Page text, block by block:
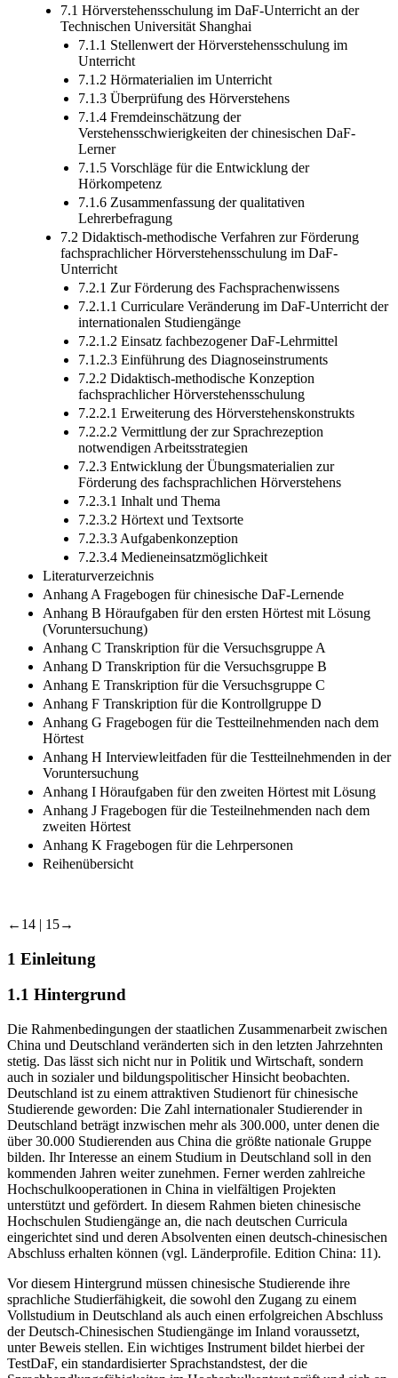
7.1 Hörverstehensschulung im DaF-Unterricht an der
Technischen Universität Shanghai
7.1.1 Stellenwert der Hörverstehensschulung im
Unterricht
7.1.2 Hörmaterialien im Unterricht
7.1.3 Überprüfung des Hörverstehens
7.1.4 Fremdeinschätzung der
Verstehensschwierigkeiten der chinesischen DaF-
Lerner
7.1.5 Vorschläge für die Entwicklung der
Hörkompetenz
7.1.6 Zusammenfassung der qualitativen
Lehrerbefragung
7.2 Didaktisch-methodische Verfahren zur Förderung
fachsprachlicher Hörverstehensschulung im DaF-
Unterricht
7.2.1 Zur Förderung des Fachsprachenwissens
7.2.1.1 Curriculare Veränderung im DaF-Unterricht der
internationalen Studiengänge
7.2.1.2 Einsatz fachbezogener DaF-Lehrmittel
7.1.2.3 Einführung des Diagnoseinstruments
7.2.2 Didaktisch-methodische Konzeption
fachsprachlicher Hörverstehensschulung
7.2.2.1 Erweiterung des Hörverstehenskonstrukts
7.2.2.2 Vermittlung der zur Sprachrezeption
notwendigen Arbeitsstrategien
7.2.3 Entwicklung der Übungsmaterialien zur
Förderung des fachsprachlichen Hörverstehens
7.2.3.1 Inhalt und Thema
7.2.3.2 Hörtext und Textsorte
7.2.3.3 Aufgabenkonzeption
7.2.3.4 Medieneinsatzmöglichkeit
Literaturverzeichnis
Anhang A Fragebogen für chinesische DaF-Lernende
Anhang B Höraufgaben für den ersten Hörtest mit Lösung
(Voruntersuchung)
Anhang C Transkription für die Versuchsgruppe A
Anhang D Transkription für die Versuchsgruppe B
Anhang E Transkription für die Versuchsgruppe C
Anhang F Transkription für die Kontrollgruppe D
Anhang G Fragebogen für die Testteilnehmenden nach dem
Hörtest
Anhang H Interviewleitfaden für die Testteilnehmenden in der
Voruntersuchung
Anhang I Höraufgaben für den zweiten Hörtest mit Lösung
Anhang J Fragebogen für die Testeilnehmenden nach dem
zweiten Hörtest
Anhang K Fragebogen für die Lehrpersonen
Reihenübersicht
←14 | 15→
1 Einleitung
1.1 Hintergrund
Die Rahmenbedingungen der staatlichen Zusammenarbeit zwischen
China und Deutschland veränderten sich in den letzten Jahrzehnten
stetig. Das lässt sich nicht nur in Politik und Wirtschaft, sondern
auch in sozialer und bildungspolitischer Hinsicht beobachten.
Deutschland ist zu einem attraktiven Studienort für chinesische
Studierende geworden: Die Zahl internationaler Studierender in
Deutschland beträgt inzwischen mehr als 300.000, unter denen die
über 30.000 Studierenden aus China die größte nationale Gruppe
bilden. Ihr Interesse an einem Studium in Deutschland soll in den
kommenden Jahren weiter zunehmen. Ferner werden zahlreiche
Hochschulkooperationen in China in vielfältigen Projekten
unterstützt und gefördert. In diesem Rahmen bieten chinesische
Hochschulen Studiengänge an, die nach deutschen Curricula
eingerichtet sind und deren Absolventen einen deutsch-chinesischen
Abschluss erhalten können (vgl. Länderprofile. Edition China: 11).
Vor diesem Hintergrund müssen chinesische Studierende ihre
sprachliche Studierfähigkeit, die sowohl den Zugang zu einem
Vollstudium in Deutschland als auch einen erfolgreichen Abschluss
der Deutsch-Chinesischen Studiengänge im Inland voraussetzt,
unter Beweis stellen. Ein wichtiges Instrument bildet hierbei der
TestDaF, ein standardisierter Sprachstandstest, der die